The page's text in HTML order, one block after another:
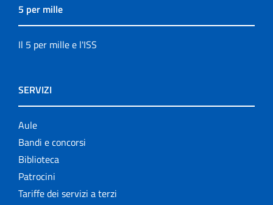
5 per mille
Il 5 per mille e l'ISS
SERVIZI
Aule
Bandi e concorsi
Biblioteca
Patrocini
Tariffe dei servizi a terzi